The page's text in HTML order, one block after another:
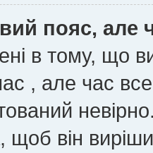
пояс, але
в тому, що
, але час
щоб він